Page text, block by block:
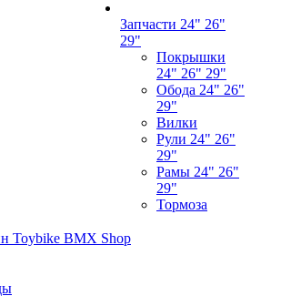
Запчасти 24" 26"
29"
Покрышки
24" 26" 29"
Обода 24" 26"
29"
Вилки
Рули 24" 26"
29"
Рамы 24" 26"
29"
Тормоза